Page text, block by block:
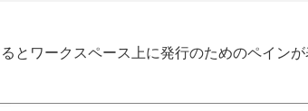
とワークスペース上に発行のためのペインが